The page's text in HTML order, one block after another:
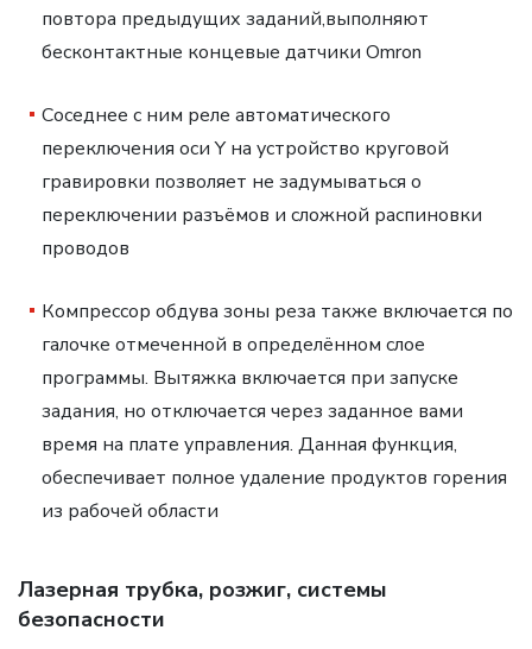
повтора предыдущих заданий,выполняют
бесконтактные концевые датчики Omron
Соседнее с ним реле автоматического
переключения оси Y на устройство круговой
гравировки позволяет не задумываться о
переключении разъёмов и сложной распиновки
проводов
Компрессор обдува зоны реза также включается по
галочке отмеченной в определённом слое
программы. Вытяжка включается при запуске
задания, но отключается через заданное вами
время на плате управления. Данная функция,
обеспечивает полное удаление продуктов горения
из рабочей области
Лазерная трубка, розжиг, системы
безопасности